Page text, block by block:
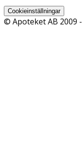
Cookieinställningar
© Apoteket AB 2009 -